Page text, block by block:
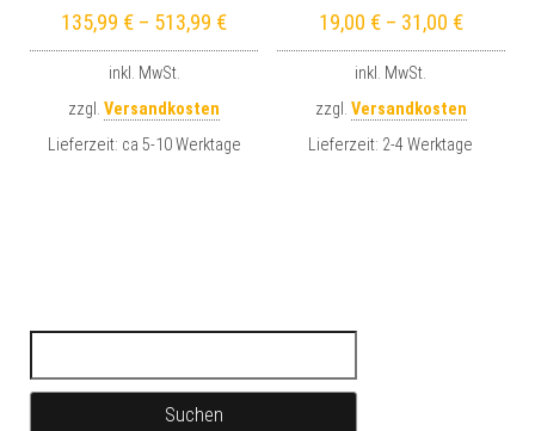
135,99 € – 513,99 €
inkl. MwSt.
zzgl.Versandkosten
Lieferzeit: ca 5-10 Werktage
19,00 €– 31,00 €
inkl. MwSt.
zzgl. Versandkosten
Lieferzeit: 2-4 Werktage